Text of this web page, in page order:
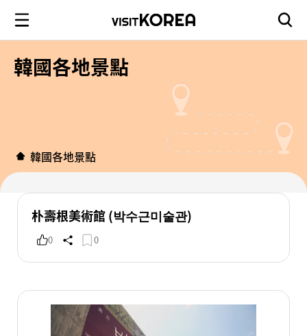
韓國各地景點
韓國各地景點
朴壽根美術館 (박수근미술관)
0 0